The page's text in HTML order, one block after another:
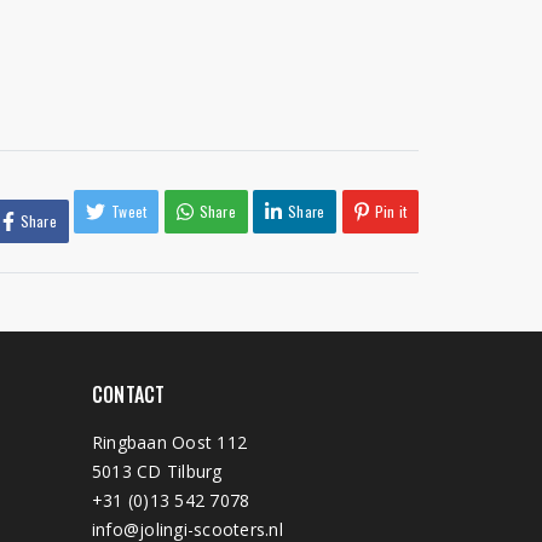
Share Tweet Share Share Pin it
CONTACT
Ringbaan Oost 112
5013 CD Tilburg
+31 (0)13 542 7078
info@jolingi-scooters.nl